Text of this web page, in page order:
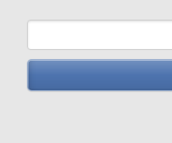
Keywords